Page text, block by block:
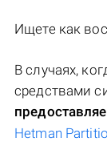
Ищете как
В случаях,
средствами
Hetman